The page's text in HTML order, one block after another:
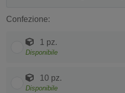
Confezione:
1 pz.
Disponibile
10 pz.
Disponibile